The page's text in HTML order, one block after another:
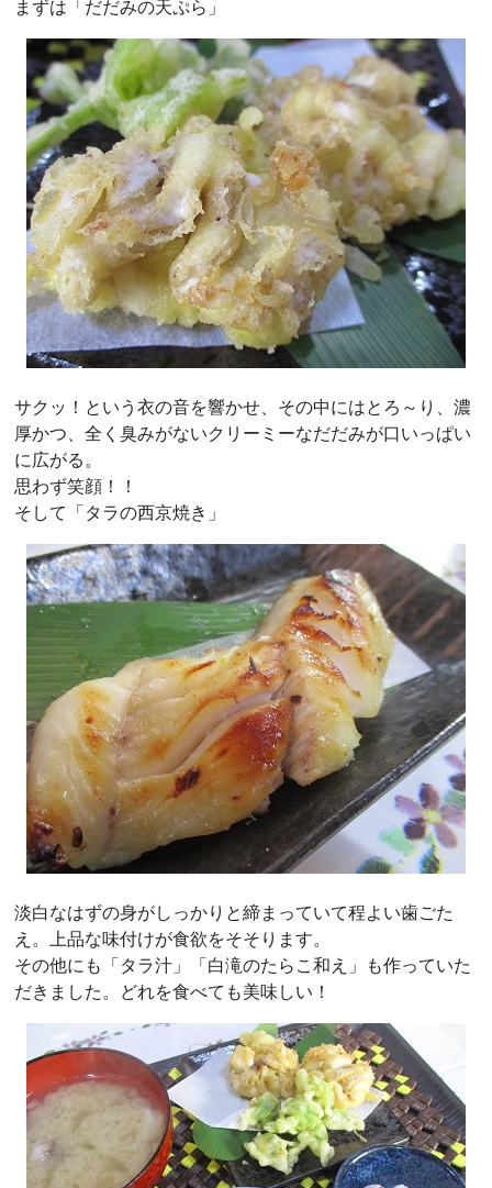
まずは「だだみの天ぷら」
サクッ！という衣の音を響かせ、その中にはとろ～り、濃
厚かつ、全く臭みがないクリーミーなだだみが口いっぱい
に広がる。
思わず笑顔！！
そして「タラの西京焼き」
淡白なはずの身がしっかりと締まっていて程よい歯ごた
え。上品な味付けが食欲をそそります。
その他にも「タラ汁」「白滝のたらこ和え」も作っていた
だきました。どれを食べても美味しい！